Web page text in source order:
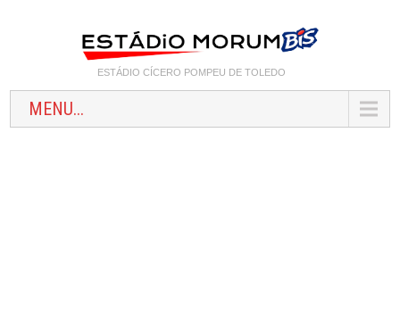
ESTÁDIO CÍCERO POMPEU DE TOLEDO
MENU...